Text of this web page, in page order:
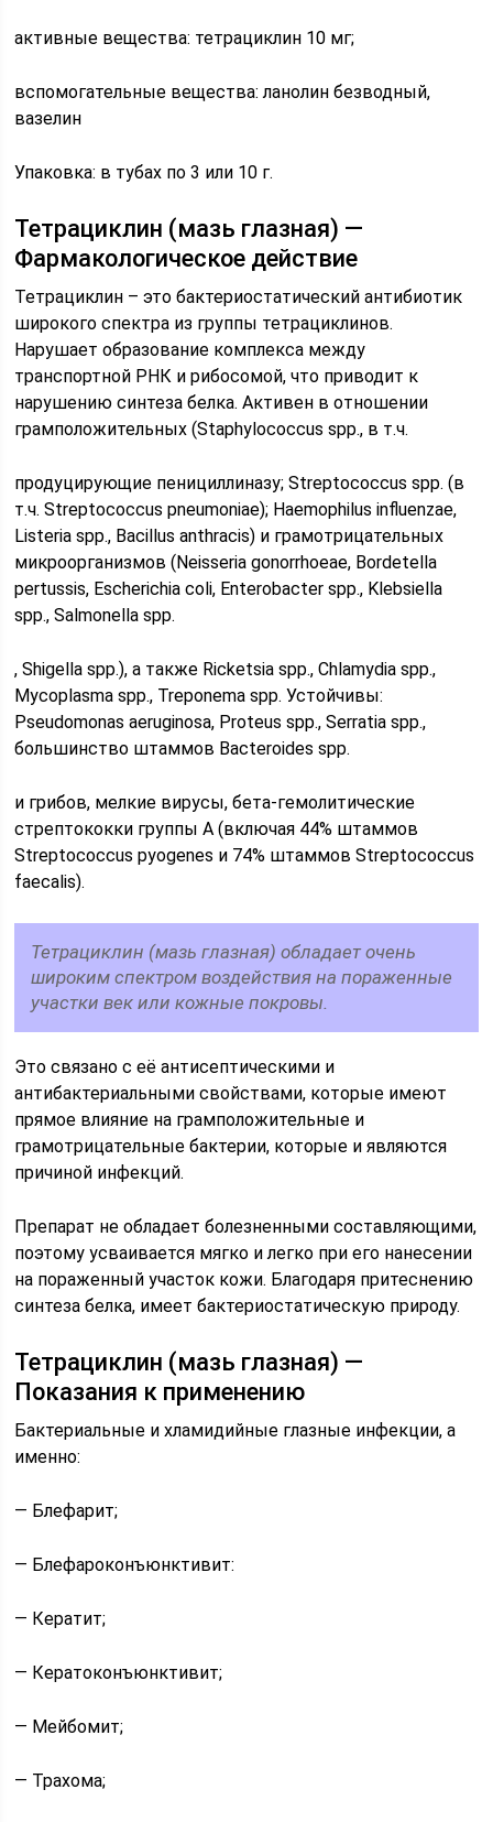
активные вещества: тетрациклин 10 мг;
вспомогательные вещества: ланолин безводный,
вазелин
Упаковка: в тубах по 3 или 10 г.
Тетрациклин (мазь глазная) —
Фармакологическое действие
Тетрациклин – это бактериостатический антибиотик
широкого спектра из группы тетрациклинов.
Нарушает образование комплекса между
транспортной РНК и рибосомой, что приводит к
нарушению синтеза белка. Активен в отношении
грамположительных (Staphylococcus spp., в т.ч.
продуцирующие пенициллиназу; Streptococcus spp. (в
т.ч. Streptococcus pneumoniae); Haemophilus influenzae,
Listeria spp., Bacillus anthracis) и грамотрицательных
микроорганизмов (Neisseria gonorrhoeae, Bordetella
pertussis, Escherichia coli, Enterobacter spp., Klebsiella
spp., Salmonella spp.
, Shigella spp.), а также Ricketsia spp., Chlamydia spp.,
Mycoplasma spp., Treponema spp. Устойчивы:
Pseudomonas aeruginosa, Proteus spp., Serratia spp.,
большинство штаммов Bacteroides spp.
и грибов, мелкие вирусы, бета-гемолитические
стрептококки группы А (включая 44% штаммов
Streptococcus pyogenes и 74% штаммов Streptococcus
faecalis).
Тетрациклин (мазь глазная) обладает очень
широким спектром воздействия на пораженные
участки век или кожные покровы.
Это связано с её антисептическими и
антибактериальными свойствами, которые имеют
прямое влияние на грамположительные и
грамотрицательные бактерии, которые и являются
причиной инфекций.
Препарат не обладает болезненными составляющими,
поэтому усваивается мягко и легко при его нанесении
на пораженный участок кожи. Благодаря притеснению
синтеза белка, имеет бактериостатическую природу.
Тетрациклин (мазь глазная) —
Показания к применению
Бактериальные и хламидийные глазные инфекции, а
именно:
— Блефарит;
— Блефароконъюнктивит:
— Кератит;
— Кератоконъюнктивит;
— Мейбомит;
— Трахома;